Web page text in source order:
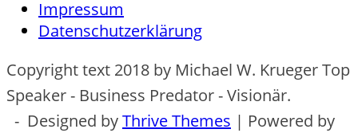
Impressum
Datenschutzerklärung
Copyright text 2018 by Michael W. Krueger Top
Speaker - Business Predator - Visionär.
- Designed byThrive Themes | Powered by